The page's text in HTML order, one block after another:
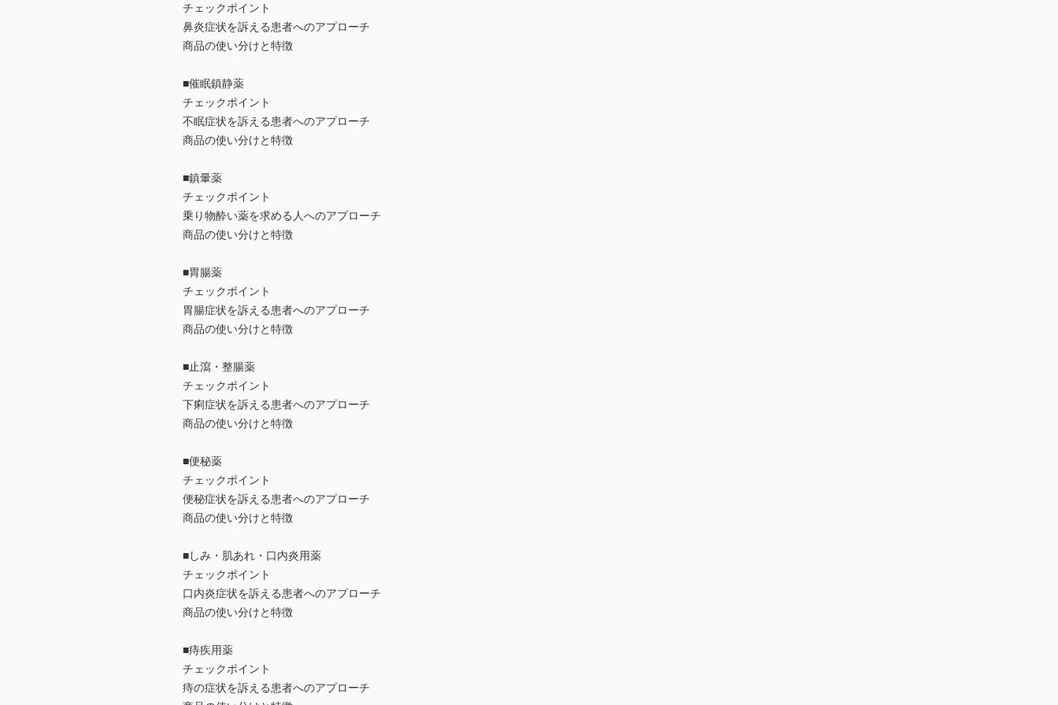
チェックポイント
鼻炎症状を訴える患者へのアプローチ
商品の使い分けと特徴
■催眠鎮静薬
チェックポイント
不眠症状を訴える患者へのアプローチ
商品の使い分けと特徴
■鎮暈薬
チェックポイント
乗り物酔い薬を求める人へのアプローチ
商品の使い分けと特徴
■胃腸薬
チェックポイント
胃腸症状を訴える患者へのアプローチ
商品の使い分けと特徴
■止瀉・整腸薬
チェックポイント
下痢症状を訴える患者へのアプローチ
商品の使い分けと特徴
■便秘薬
チェックポイント
便秘症状を訴える患者へのアプローチ
商品の使い分けと特徴
■しみ・肌あれ・口内炎用薬
チェックポイント
口内炎症状を訴える患者へのアプローチ
商品の使い分けと特徴
■痔疾用薬
チェックポイント
痔の症状を訴える患者へのアプローチ